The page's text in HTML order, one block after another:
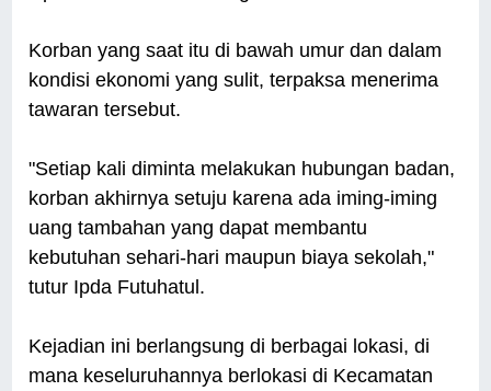
Korban yang saat itu di bawah umur dan dalam
kondisi ekonomi yang sulit, terpaksa menerima
tawaran tersebut.
"Setiap kali diminta melakukan hubungan badan,
korban akhirnya setuju karena ada iming-iming
uang tambahan yang dapat membantu
kebutuhan sehari-hari maupun biaya sekolah,"
tutur Ipda Futuhatul.
Kejadian ini berlangsung di berbagai lokasi, di
mana keseluruhannya berlokasi di Kecamatan